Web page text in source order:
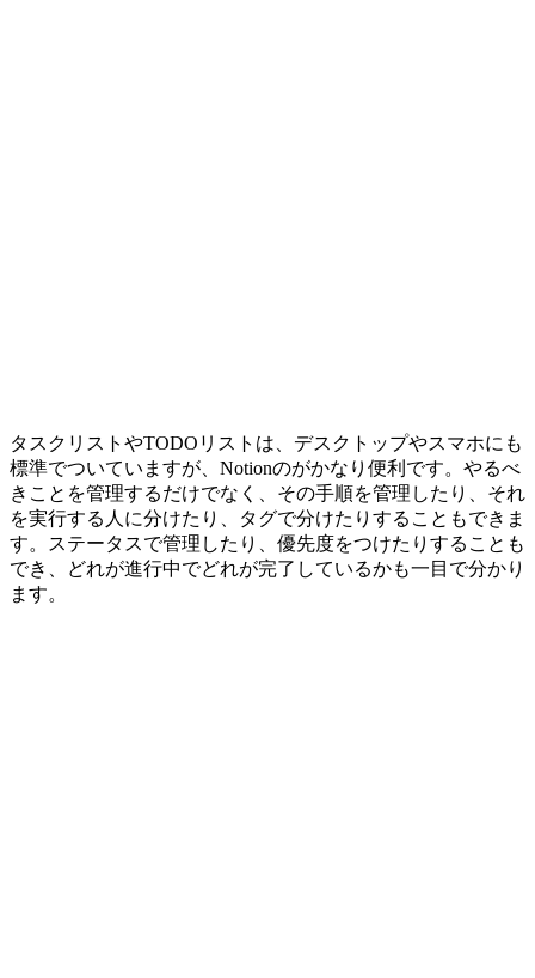
タスクリストやTODOリストは、デスクトップやスマホにも
標準でついていますが、Notionのがかなり便利です。やるべ
きことを管理するだけでなく、その手順を管理したり、それ
を実行する人に分けたり、タグで分けたりすることもできま
す。ステータスで管理したり、優先度をつけたりすることも
でき、どれが進行中でどれが完了しているかも一目で分かり
ます。